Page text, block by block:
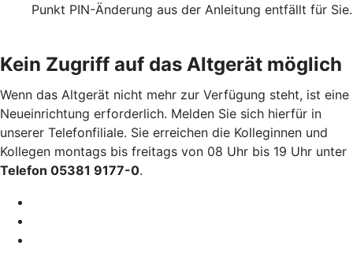
Punkt PIN-Änderung aus der Anleitung entfällt für Sie.
Kein Zugriff auf das Altgerät möglich
Wenn das Altgerät nicht mehr zur Verfügung steht, ist eine
Neueinrichtung erforderlich. Melden Sie sich hierfür in
unserer Telefonfiliale. Sie erreichen die Kolleginnen und
Kollegen montags bis freitags von 08 Uhr bis 19 Uhr unter
Telefon 05381 9177-0.